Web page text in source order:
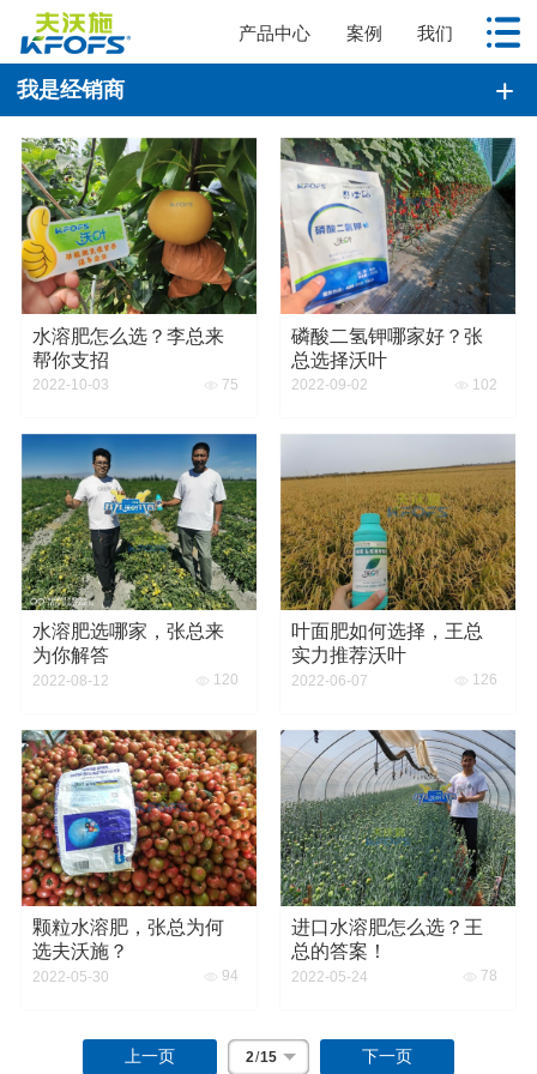
产品中心 案例 我们
我是经销商
水溶肥怎么选？李总来
帮你支招
2022-10-03 75
磷酸二氢钾哪家好？张
总选择沃叶
2022-09-02 102
水溶肥选哪家，张总来
为你解答
2022-08-12 120
叶面肥如何选择，王总
实力推荐沃叶
2022-06-07 126
颗粒水溶肥，张总为何
选夫沃施？
2022-05-30 94
进口水溶肥怎么选？王
总的答案！
2022-05-24 78
上一页 2/15 下一页